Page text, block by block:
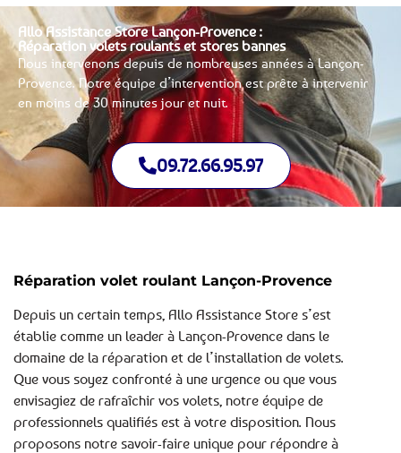
Allo Assistance Store Lançon-Provence :
Réparation volets roulants et stores bannes
Nous intervenons depuis de nombreuses années à Lançon-
Provence. Notre équipe d’intervention est prête à intervenir
en moins de 30 minutes jour et nuit.
09.72.66.95.97
Réparation volet roulant Lançon-Provence
Depuis un certain temps, Allo Assistance Store s’est
établie comme un leader à Lançon-Provence dans le
domaine de la réparation et de l’installation de volets.
Que vous soyez confronté à une urgence ou que vous
envisagiez de rafraîchir vos volets, notre équipe de
professionnels qualifiés est à votre disposition. Nous
proposons notre savoir-faire unique pour répondre à